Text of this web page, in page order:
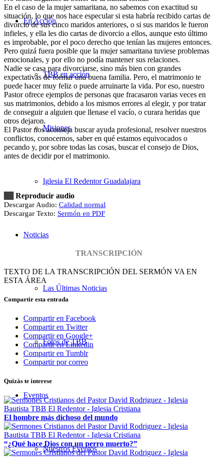
En Acción
TBB en acción
Misiones
Iglesia El Redentor Guadalajara
Noticias
Las Últimas Noticias
Fotos de TBB
Eventos
Nuestros Eventos
En el caso de la mujer samaritana, no sabemos con exactitud su
situación, lo que nos hace especular si esta habría recibido cartas de
divorcio de sus cinco maridos anteriores, o si sus maridos le fueron
infieles, y ella les dio cartas de divorcio a ellos, aunque esto último
es improbable, por el poco derecho que tenían las mujeres entonces.
Pero quizá fuera posible que la mujer samaritana tuviese problemas
emocionales, y por ello no podía mantener sus relaciones.
Nadie se casa para divorciarse, sino más bien con grandes
expectativas de formar una buena familia. Pero, el matrimonio te
puede hacer muy feliz o puede arruinarte la vida. Por eso, nuestro
Pastor ofrece ejemplos de personas que fracasaron varias veces en
sus matrimonios, debido a los mismos errores al elegir, y por tratar
de conseguir a alguien que llenase el vacío, o curara heridas que
otros dejaron.
El Pastor nos aconseja buscar ayuda profesional, resolver nuestros
conflictos, conocernos, saber en qué estamos equivocados o
pecando y, por sobre todas las cosas, buscar el consejo de Dios,
antes de decidir por el matrimonio.
Reproducir audio
Descargar Audio: Calidad normal
Descargar Texto: Sermón en PDF
TRANSCRIPCIÓN
TEXTO DE LA TRANSCRIPCIÓN DEL SERMÓN VA EN
ESTA ÁREA
Compartir esta entrada
Compartir en Facebook
Compartir en Twitter
Compartir en Google+
Compartir en Linkedin
Compartir en Tumblr
Compartir por correo
Quizás te interese
El hombre más dichoso del mundo
“¿Qué hace Dios con un perro muerto?”